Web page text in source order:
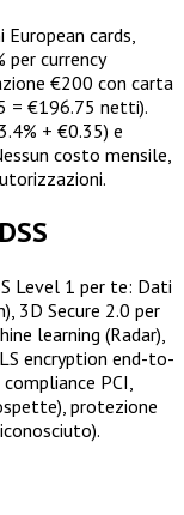
cards,
per currency
€200 con carta
= €196.75 netti).
+ €0.35) e
costo mensile,
Level 1 per te: Dati
3D Secure 2.0 per
learning (Radar),
encryption end-to-
PCI,
protezione